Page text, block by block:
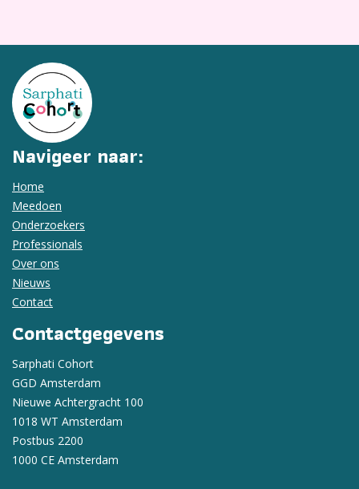
Navigeer naar:
Home
Meedoen
Onderzoekers
Professionals
Over ons
Nieuws
Contact
Contactgegevens
Sarphati Cohort
GGD Amsterdam
Nieuwe Achtergracht 100
1018 WT Amsterdam
Postbus 2200
1000 CE Amsterdam